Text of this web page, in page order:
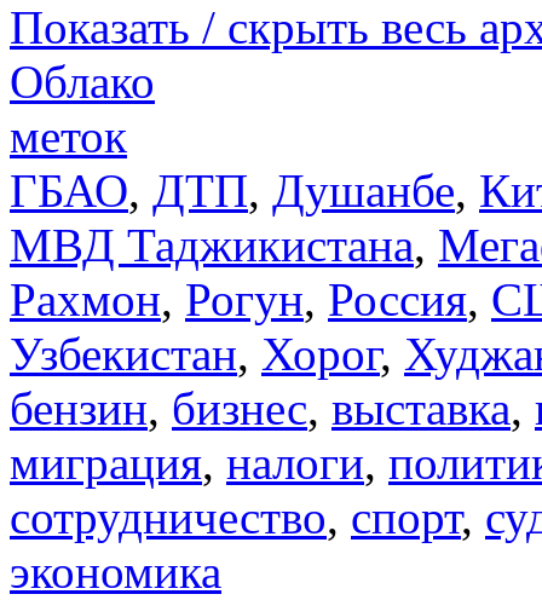
Показать / скрыть весь
Облако
меток
ГБАО, ДТП, Душанбе,
МВД Таджикистана,
Рахмон, Рогун, Россия,
Узбекистан, Хорог,
бензин, бизнес, выставка,
миграция, налоги,
сотрудничество, спорт,
экономика